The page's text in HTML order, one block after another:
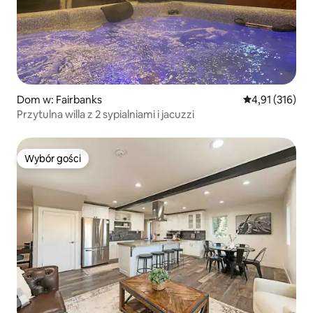
Dom w: Fairbanks Średnia
4,91 (316)
Przytulna willa z 2 sypialniami i jacuzzi
Wybór gości
Wybór gości